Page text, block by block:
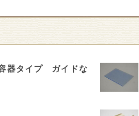
器タイプ ガイドな